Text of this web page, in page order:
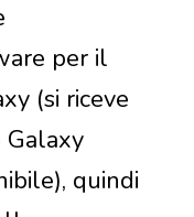
per il
(si riceve
Galaxy
quindi